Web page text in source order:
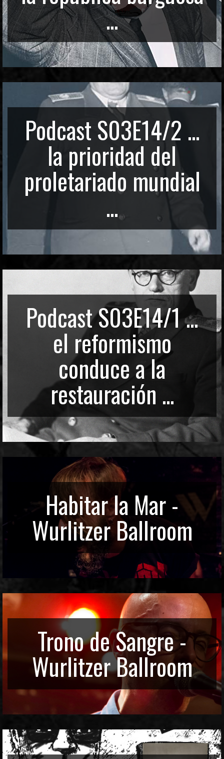
...
Podcast S03E14/2 ...
la prioridad del
proletariado mundial
...
Podcast S03E14/1 ...
el reformismo
conduce a la
restauración ...
Habitar la Mar -
Wurlitzer Ballroom
Trono de Sangre -
Wurlitzer Ballroom